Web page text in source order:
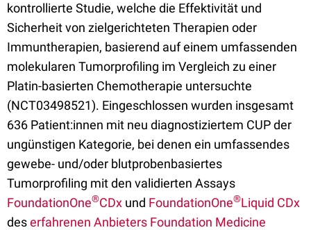
kontrollierte Studie, welche die Effektivität und
Sicherheit von zielgerichteten Therapien oder
Immuntherapien, basierend auf einem umfassenden
molekularen Tumorprofiling im Vergleich zu einer
Platin-basierten Chemotherapie untersuchte
(NCT03498521). Eingeschlossen wurden insgesamt
636 Patient:innen mit neu diagnostiziertem CUP der
ungünstigen Kategorie, bei denen ein umfassendes
gewebe- und/oder blutprobenbasiertes
Tumorprofiling mit den validierten Assays
FoundationOne®CDx und FoundationOne®Liquid CDx
deserfahrenen Anbieters Foundation Medicine